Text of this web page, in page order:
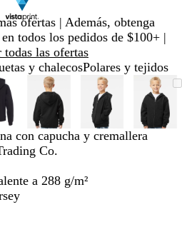
ofertas | Además, obtenga
todos los pedidos de $100+ |
todas las ofertas
y chalecosPolares y tejidos
ampliable
con
mínimo
clic
para
tecla
)
Imagen
ampliable
con
zoom
Ampliado
al
mínimo
Haga
clic
para
expandir
Use
la
tecla
de
más
(+)
menos
Imagen
ampliable
con
zoom
Ampliado
al
mínimo
Haga
clic
para
expandir
Use
la
tecla
de
más
con
al
Haga
clic
para
Use
la
tecla
de
con capucha y cremallera
Co.
a 288 g/m²